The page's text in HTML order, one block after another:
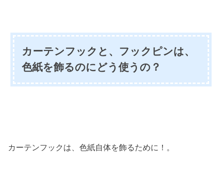
カーテンフックと、フックピンは、
色紙を飾るのにどう使うの？
カーテンフックは、色紙自体を飾るために！。